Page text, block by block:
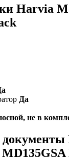
Harvia
Да
не в